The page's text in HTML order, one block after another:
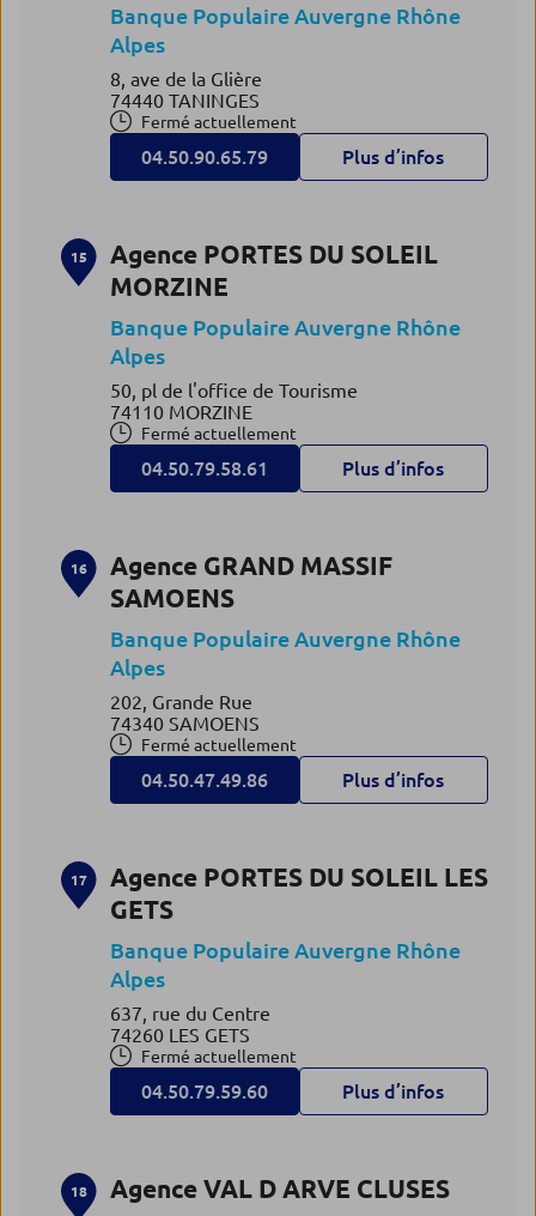
Banque Populaire Auvergne Rhône
Alpes
8, ave de la Glière
74440 TANINGES
Fermé actuellement
04.50.90.65.79 Plus d’infos
15
Agence PORTES DU SOLEIL
MORZINE
Banque Populaire Auvergne Rhône
Alpes
50, pl de l'office de Tourisme
74110 MORZINE
Fermé actuellement
04.50.79.58.61 Plus d’infos
16
Agence GRAND MASSIF
SAMOENS
Banque Populaire Auvergne Rhône
Alpes
202, Grande Rue
74340 SAMOENS
Fermé actuellement
04.50.47.49.86 Plus d’infos
17
Agence PORTES DU SOLEIL LES
GETS
Banque Populaire Auvergne Rhône
Alpes
637, rue du Centre
74260 LES GETS
Fermé actuellement
04.50.79.59.60 Plus d’infos
18 Agence VAL D ARVE CLUSES